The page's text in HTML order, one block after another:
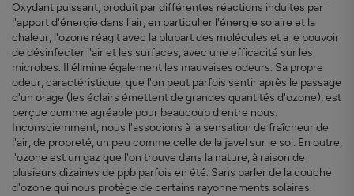
Oxydant puissant, produit par différentes réactions induites par
l'apport d'énergie dans l'air, en particulier l'énergie solaire et la
chaleur, l'ozone réagit avec la plupart des molécules et a le pouvoir
de désinfecter l'air et les surfaces, avec une efficacité sur les
microbes. Il élimine également les mauvaises odeurs. Sa propre
odeur, caractéristique, que l'on peut parfois sentir après le passage
d'un orage (les éclairs émettent de grandes quantités d'ozone), est
perçue comme agréable pour beaucoup d'entre nous.
Inconsciemment, nous l'associons à la sensation de fraîcheur de
l'air, de propreté, un peu comme celle de la javel sur le sol. En outre,
l'ozone est un gaz que l'on trouve dans la nature, à raison de
plusieurs dizaines de ppb parfois en été. Sans parler de la couche
d'ozone qui nous protège de certains rayonnements solaires.